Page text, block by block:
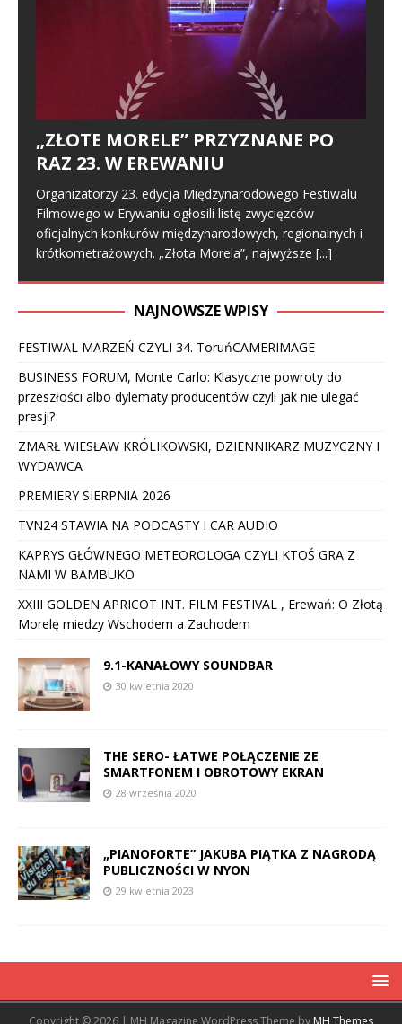
„ZŁOTE MORELE” PRZYZNANE PO
RAZ 23. W EREWANIU
Organizatorzy 23. edycja Międzynarodowego Festiwalu
Filmowego w Erywaniu ogłosili listę zwycięzców
oficjalnych konkurów międzynarodowych, regionalnych i
krótkometrażowych. „Złota Morela”, najwyższe [...]
NAJNOWSZE WPISY
FESTIWAL MARZEŃ CZYLI 34. ToruńCAMERIMAGE
BUSINESS FORUM, Monte Carlo: Klasyczne powroty do
przeszłości albo dylematy producentów czyli jak nie ulegać
presji?
ZMARŁ WIESŁAW KRÓLIKOWSKI, DZIENNIKARZ MUZYCZNY I
WYDAWCA
PREMIERY SIERPNIA 2026
TVN24 STAWIA NA PODCASTY I CAR AUDIO
KAPRYS GŁÓWNEGO METEOROLOGA CZYLI KTOŚ GRA Z
NAMI W BAMBUKO
XXIII GOLDEN APRICOT INT. FILM FESTIVAL , Erewań: O Złotą
Morelę miedzy Wschodem a Zachodem
9.1-KANAŁOWY SOUNDBAR
30 kwietnia 2020
THE SERO- ŁATWE POŁĄCZENIE ZE
SMARTFONEM I OBROTOWY EKRAN
28 września 2020
„PIANOFORTE” JAKUBA PIĄTKA Z NAGRODĄ
PUBLICZNOŚCI W NYON
29 kwietnia 2023
Copyright © 2026 | MH Magazine WordPress Theme by MH Themes